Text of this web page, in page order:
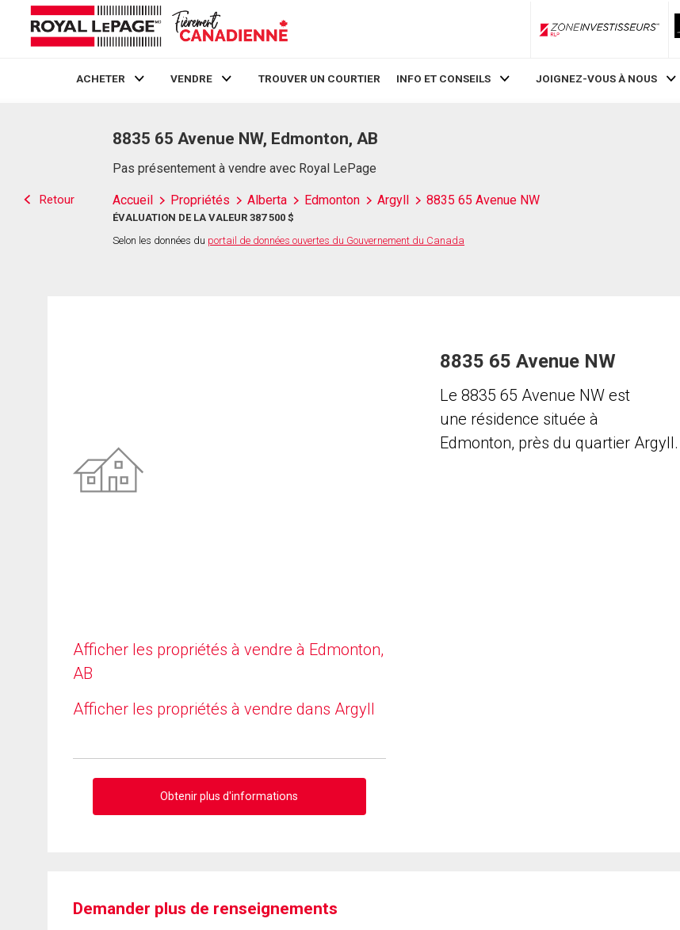
ACHETER VENDRE TROUVER UN COURTIER INFO ET CONSEILS JOIGNEZ-VOUS À NOUS
Retour
8835 65 Avenue NW, Edmonton, AB
Pas présentement à vendre avec Royal LePage
Accueil Propriétés Alberta Edmonton Argyll 8835 65 Avenue NW
ÉVALUATION DE LA VALEUR 387 500 $
Selon les données du portail de données ouvertes du Gouvernement du Canada
Afficher les propriétés à vendre à Edmonton,
AB
Afficher les propriétés à vendre dans Argyll
Obtenir plus d'informations
8835 65 Avenue NW
Le 8835 65 Avenue NW est
une résidence située à
Edmonton, près du quartier Argyll.
Demander plus de renseignements